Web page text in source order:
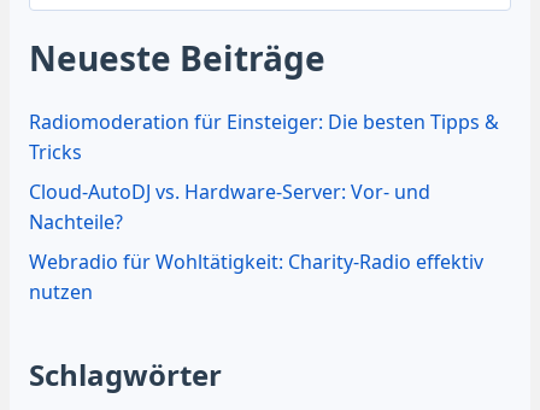
Neueste Beiträge
Radiomoderation für Einsteiger: Die besten Tipps &
Tricks
Cloud-AutoDJ vs. Hardware-Server: Vor- und
Nachteile?
Webradio für Wohltätigkeit: Charity-Radio effektiv
nutzen
Schlagwörter